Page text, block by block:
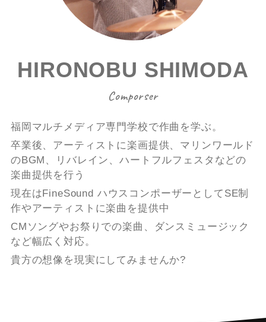
HIRONOBU SHIMODA
Comporser
福岡マルチメディア専門学校で作曲を学ぶ。
卒業後、アーティストに楽画提供、マリンワールド
のBGM、リバレイン、ハートフルフェスタなどの
楽曲提供を行う
現在はFineSound ハウスコンポーザーとしてSE制
作やアーティストに楽曲を提供中
CMソングやお祭りでの楽曲、ダンスミュージック
など幅広く対応。
貴方の想像を現実にしてみませんか?